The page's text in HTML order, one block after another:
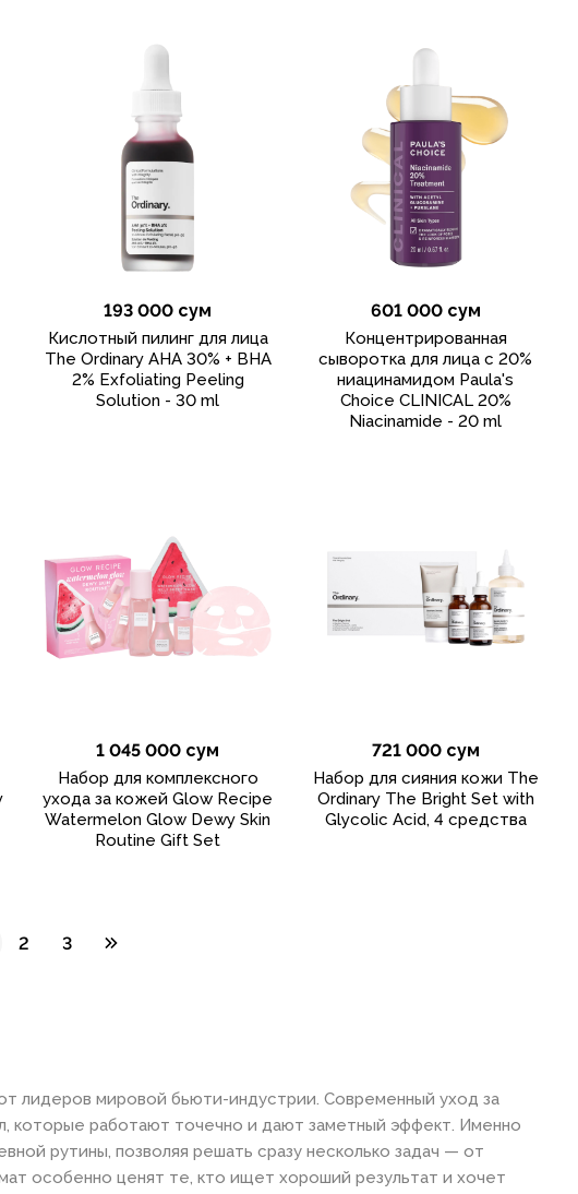
193 000 сум
Кислотный пилинг для лица
The Ordinary AHA 30% + BHA
2% Exfoliating Peeling
Solution - 30 ml
601 000 сум
Концентрированная
сыворотка для лица с 20%
ниацинамидом Paula's
Choice CLINICAL 20%
Niacinamide - 20 ml
1 045 000 сум
Набор для комплексного
ухода за кожей Glow Recipe
Watermelon Glow Dewy Skin
Routine Gift Set
721 000 сум
Набор для сияния кожи The
Ordinary The Bright Set with
Glycolic Acid, 4 средства
2 3
лидеров мировой бьюти-индустрии. Современный уход за
которые работают точечно и дают заметный эффект. Именно
рутины, позволяя решать сразу несколько задач — от
особенно ценят те, кто ищет хороший результат и хочет